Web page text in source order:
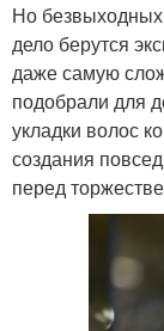
Но
дело берутся
даже самую
подобрали для
укладки волос
создания
перед